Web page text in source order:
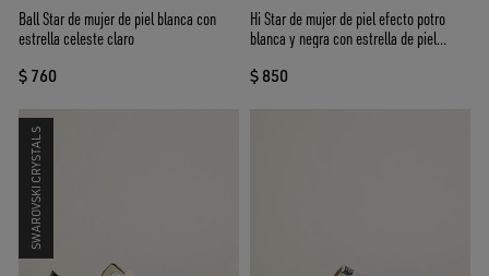
Ball Star de mujer de piel blanca con
estrella celeste claro
$ 760
Hi Star de mujer de piel efecto potro
blanca y negra con estrella de piel
$ 850
SWAROVSKI CRYSTALS